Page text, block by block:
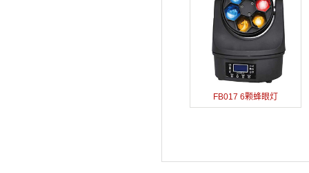
FB017 6颗蜂眼灯